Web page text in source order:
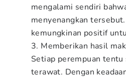
mengalami sendiri
menyenangkan
kemungkinan positif
3. Memberikan hasil
Setiap perempuan
terawat. Dengan